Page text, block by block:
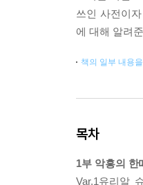
쓰인 사전이
에 대해 알려
책의 일부 내용
목차
1부 악흥의 한
Var.1ㅤ유리